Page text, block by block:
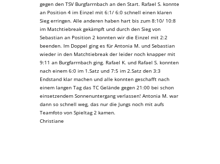
gegen den TSV Burgfarrnbach an den Start. Rafael S. konnte
an Position 4 im Einzel mit 6:1/ 6:0 schnell einen klaren
Sieg erringen. Alle anderen haben hart bis zum 8:10/ 10:8
im Matchtiebreak gekämpft und durch den Sieg von
Sebastian an Position 2 konnten wir die Einzel mit 2:2
beenden. Im Doppel ging es für Antonia M. und Sebastian
wieder in den Matchtiebreak der leider noch knapper mit
9:11 an Burgfarrnbach ging. Rafael K. und Rafael S. konnten
nach einem 6:0 im 1.Satz und 7:5 im 2.Satz den 3:3
Endstand klar machen und alle konnten geschafft nach
einem langen Tag das TC Gelände gegen 21:00 bei schon
einsetzendem Sonnenuntergang verlassen! Antonia M. war
dann so schnell weg, das nur die Jungs noch mit aufs
Teamfoto von Spieltag 2 kamen.
Christiane